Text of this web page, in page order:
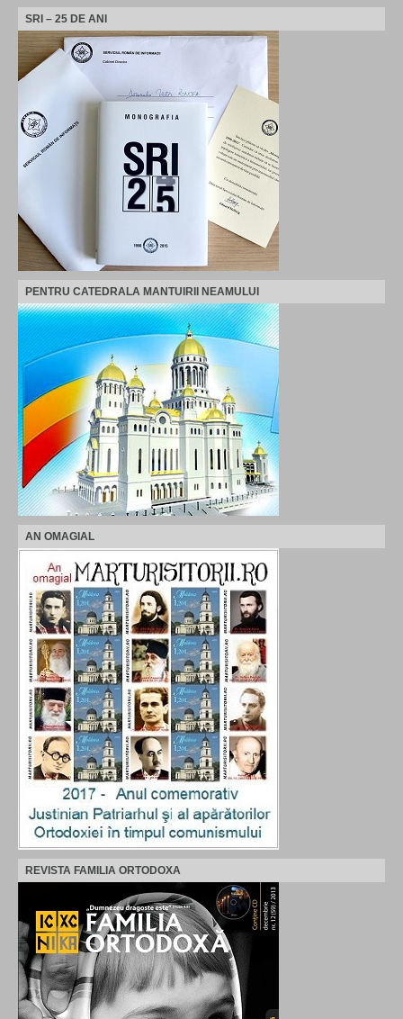
SRI – 25 DE ANI
PENTRU CATEDRALA MANTUIRII NEAMULUI
AN OMAGIAL
REVISTA FAMILIA ORTODOXA